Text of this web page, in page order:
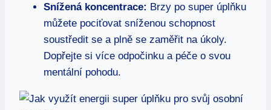
Snížená koncentrace: Brzy po super úplňku
můžete pociťovat sníženou schopnost
soustředit se a plně se zaměřit na úkoly.
Dopřejte si více odpočinku a péče o svou
mentální pohodu.